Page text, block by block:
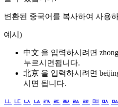
변환된 중국어를 복사하여 사용
예시)
中文 을 입력하시려면
누르시면됩니다.
北京 을 입력하시려면
시면 됩니다.
ㅥ ㅦ ㅧ ㅨ ㅩ ㅪ ㅫ ㅬ ㅭ ㅮ ㅯ ㅰ